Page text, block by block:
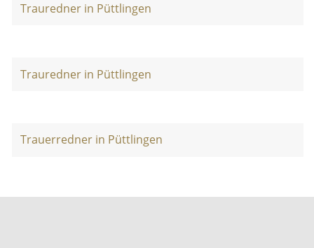
Trauredner in Püttlingen
Trauredner in Püttlingen
Trauerredner in Püttlingen